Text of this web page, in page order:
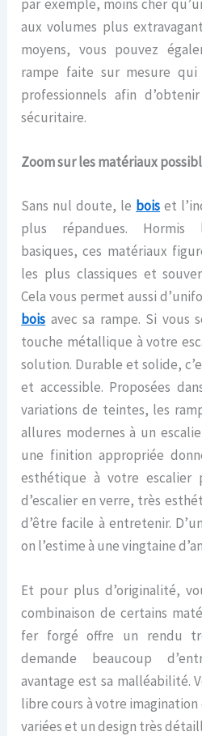
par exemple, moins cher
aux volumes plus
moyens, vous pouvez
rampe faite sur mesure
professionnels afin
sécuritaire.
Zoom sur les matériaux
Sans nul doute, le bois et
plus répandues. Hormis
basiques, ces matériaux
les plus classiques et
Cela vous permet aussi
bois avec sa rampe. Si vous
touche métallique à votre
solution. Durable et solide,
et accessible. Proposées
variations de teintes, les
allures modernes à un
une finition appropriée
esthétique à votre escalier
d’escalier en verre, très
d’être facile à entretenir.
on l’estime à une vingtaine
Et pour plus d’originalité,
combinaison de certains
fer forgé offre un rendu
demande beaucoup
avantage est sa malléabilité.
libre cours à votre
variées et un design très